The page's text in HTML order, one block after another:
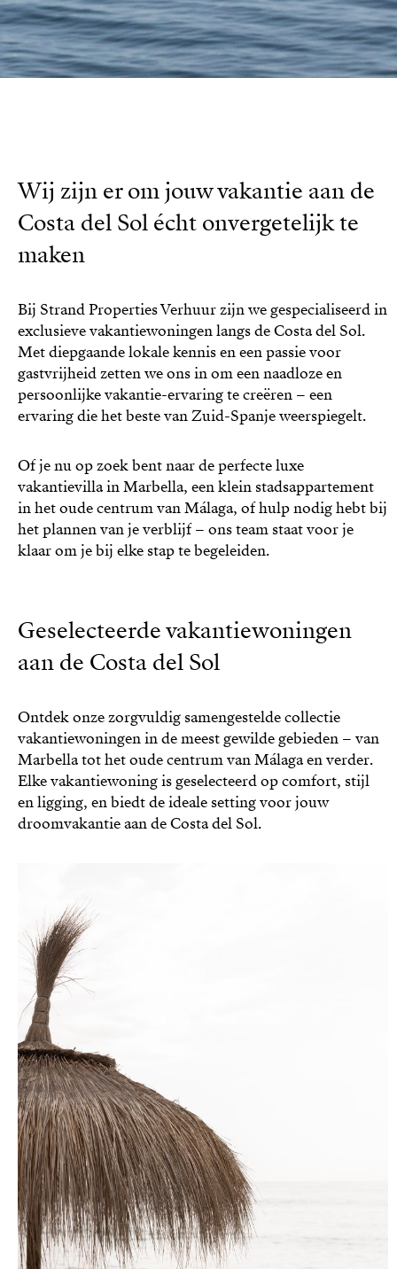
Wij zijn er om jouw vakantie aan de
Costa del Sol écht onvergetelijk te
maken
Bij Strand Properties Verhuur zijn we gespecialiseerd in
exclusieve vakantiewoningen langs de Costa del Sol.
Met diepgaande lokale kennis en een passie voor
gastvrijheid zetten we ons in om een naadloze en
persoonlijke vakantie-ervaring te creëren – een
ervaring die het beste van Zuid-Spanje weerspiegelt.
Of je nu op zoek bent naar de perfecte luxe
vakantievilla in Marbella, een klein stadsappartement
in het oude centrum van Málaga, of hulp nodig hebt bij
het plannen van je verblijf – ons team staat voor je
klaar om je bij elke stap te begeleiden.
Geselecteerde vakantiewoningen
aan de Costa del Sol
Ontdek onze zorgvuldig samengestelde collectie
vakantiewoningen in de meest gewilde gebieden – van
Marbella tot het oude centrum van Málaga en verder.
Elke vakantiewoning is geselecteerd op comfort, stijl
en ligging, en biedt de ideale setting voor jouw
droomvakantie aan de Costa del Sol.